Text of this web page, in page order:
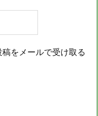
稿をメールで受け取る